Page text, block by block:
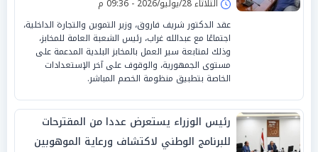
الثلاثاء 28/يوليو/2026 - 09:36 م
عقد الدكتور شريف فاروق، وزير التموين والتجارة الداخلية،
اجتماعًا مع عبدالله غراب، رئيس الشعبة العامة للمخابز،
وذلك لمتابعة سير العمل بالمخابز البلدية المدعمة على
مستوى الجمهورية، والوقوف على آخر الإستعدادات
الخاصة بتطبيق منظومة الخصم المباشر.
رئيس الوزراء يستعرض عددا من المقترحات
للبرنامج الوطني لاكتشاف ورعاية الموهوبين